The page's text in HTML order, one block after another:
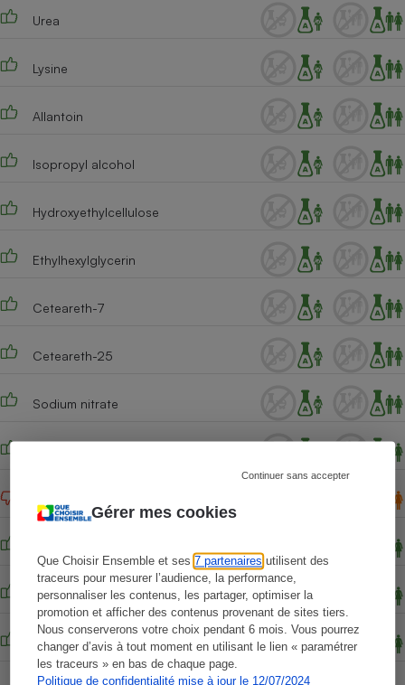
Gérer mes cookies
Que Choisir Ensemble et ses7 partenaires utilisent des
traceurs pour mesurer l’audience, la performance,
personnaliser les contenus, les partager, optimiser la
promotion et afficher des contenus provenant de sites tiers.
Nous conserverons votre choix pendant 6 mois. Vous pourrez
changer d’avis à tout moment en utilisant le lien « paramétrer
les traceurs » en bas de chaque page.
Politique de confidentialité mise à jour le 12/07/2024
Continuer sans accepter
Urea
Lysine
Allantoin
Isopropyl alcohol
Hydroxyethylcellulose
Ethylhexylglycerin
Ceteareth-7
Ceteareth-25
Sodium nitrate
Sodium benzoate
Potassium sorbate